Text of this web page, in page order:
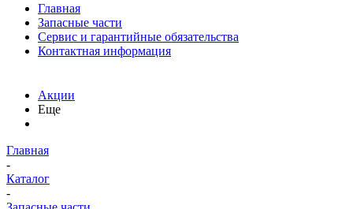
Главная
Запасные части
Сервис и гарантийные обязательства
Контактная информация
Акции
Еще
Главная
-
Каталог
-